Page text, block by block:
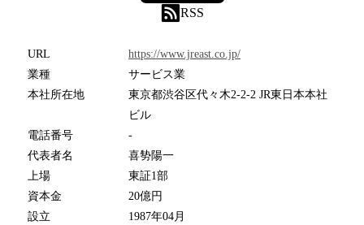
RSS
URL
https://www.jreast.co.jp/
業種
サービス業
本社所在地
東京都渋谷区代々木2-2-2 JR東日本本社
ビル
電話番号
-
代表者名
喜㔟陽一
上場
東証1部
資本金
20億円
設立
1987年04月